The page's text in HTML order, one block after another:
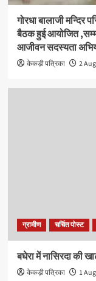
गोरधा बालाजी मन्दिर
बैठक हुई आयोजित
आजीवन सदस्यता
केकड़ी पत्रिका 2
ग्रामीण चर्चित पोस्ट
बघेरा में नासिरदा की
केकड़ी पत्रिका 1